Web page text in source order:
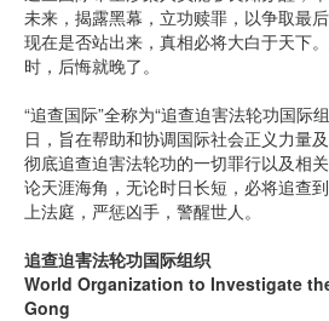
未来，揭露黑幕，立功赎罪，以争取最
现在是否站出来，真相必将大白于天下
时，后悔就晚了。
“追查国际”全称为“追查迫害法轮功国际
日，旨在帮助和协调国际社会正义力量
彻底追查迫害法轮功的一切罪行以及相
论天涯海角，无论时日长短，必将追查
上法庭，严惩凶手，警醒世人。
追查迫害法轮功国际组织
World Organization to Investigate
Gong